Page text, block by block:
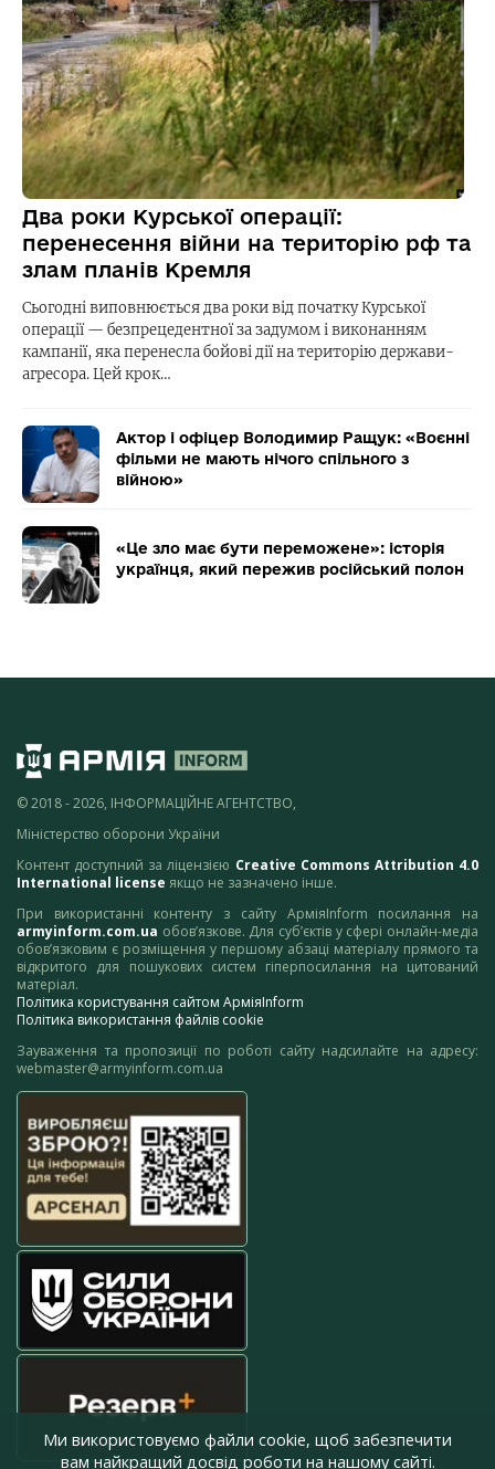
Два роки Курської операції:
перенесення війни на територію рф та
злам планів Кремля
Сьогодні виповнюється два роки від початку Курської
операції — безпрецедентної за задумом і виконанням
кампанії, яка перенесла бойові дії на територію держави-
агресора. Цей крок…
Актор і офіцер Володимир Ращук: «Воєнні
фільми не мають нічого спільного з
війною»
«Це зло має бути переможене»: історія
українця, який пережив російський полон
© 2018 - 2026, ІНФОРМАЦІЙНЕ АГЕНТСТВО,
Міністерство оборони України
Контент доступний за ліцензією Creative Commons Attribution 4.0
International license якщо не зазначено інше.
При використанні контенту з сайту АрміяInform посилання на
armyinform.com.ua обов’язкове. Для суб’єктів у сфері онлайн-медіа
обов’язковим є розміщення у першому абзаці матеріалу прямого та
відкритого для пошукових систем гіперпосилання на цитований
матеріал.
Політика користування сайтом АрміяInform
Політика використання файлів cookie
Зауваження та пропозиції по роботі сайту надсилайте на адресу:
webmaster@armyinform.com.ua
Ми використовуємо файли cookie, щоб забезпечити
вам найкращий досвід роботи на нашому сайті.